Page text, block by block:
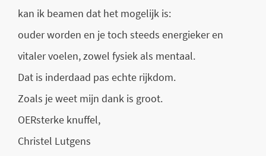
kan ik beamen dat het mogelijk is:
ouder worden en je toch steeds energieker en
vitaler voelen, zowel fysiek als mentaal.
Dat is inderdaad pas echte rijkdom.
Zoals je weet mijn dank is groot.
OERsterke knuffel,
Christel Lutgens